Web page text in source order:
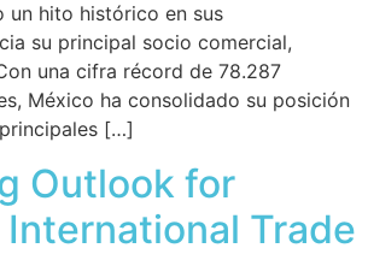
un hito histórico en sus
su principal socio comercial,
una cifra récord de 78.287
México ha consolidado su posición
[…]
Outlook for
International Trade